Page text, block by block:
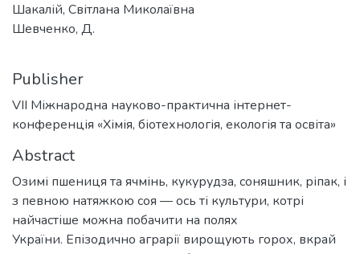
Шакалій, Світлана Миколаївна
Шевченко, Д.
Publisher
VІІ Міжнародна науково-практична інтернет-
конференція «Хімія, біотехнологія, екологія та освіта»
Abstract
Озимі пшениця та ячмінь, кукурудза, соняшник, ріпак, і
з певною натяжкою соя — ось ті культури, котрі
найчастіше можна побачити на полях
України. Епізодично аграрії вирощують горох, вкрай